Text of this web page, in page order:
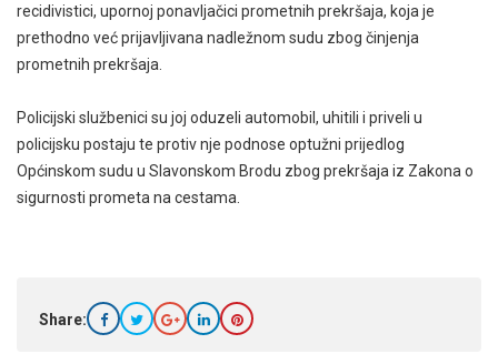
recidivistici, upornoj ponavljačici prometnih prekršaja, koja je
prethodno već prijavljivana nadležnom sudu zbog činjenja
prometnih prekršaja.
Policijski službenici su joj oduzeli automobil, uhitili i priveli u
policijsku postaju te protiv nje podnose optužni prijedlog
Općinskom sudu u Slavonskom Brodu zbog prekršaja iz Zakona o
sigurnosti prometa na cestama.
Share: